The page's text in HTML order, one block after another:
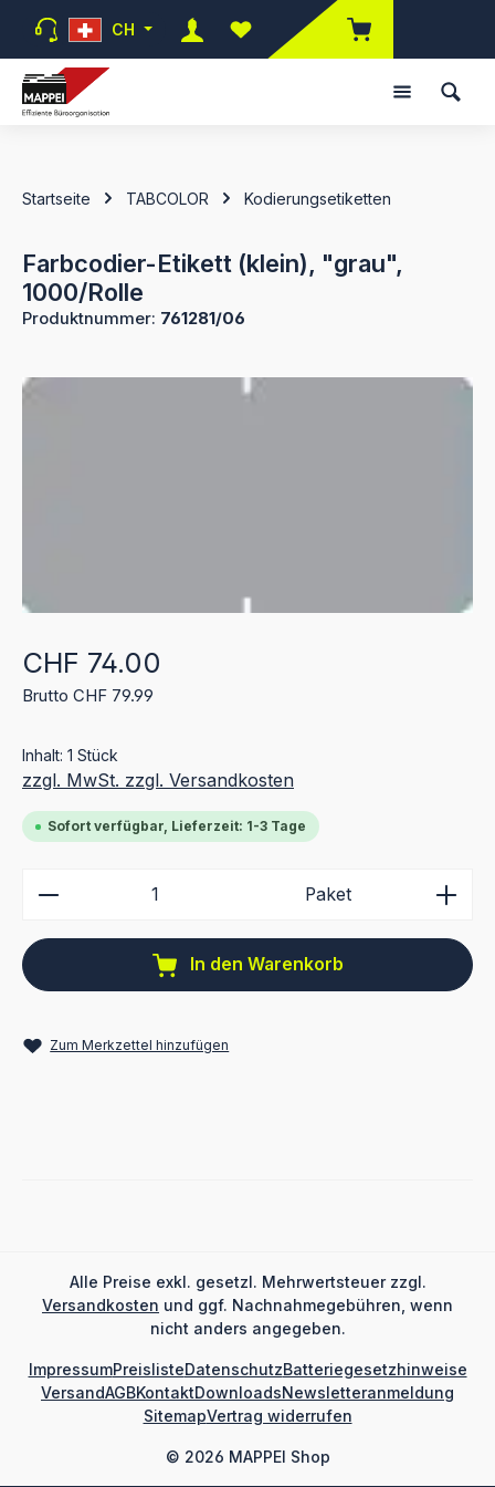
Zum Hauptinhalt springen
CH
Du hast 0 Produkte auf dem
Startseite TABCOLOR Kodierungsetiketten
Farbcodier-Etikett (klein), "grau",
1000/Rolle
Produktnummer: 761281/06
Bildergalerie überspringen
Regulärer Preis:
CHF 74.00
Brutto CHF 79.99
Inhalt: 1 Stück
zzgl. MwSt. zzgl. Versandkosten
Sofort verfügbar, Lieferzeit: 1-3 Tage
Produkt Anzahl: Gib den gewünschten Wert ein
Paket
In den Warenkorb
Zum Merkzettel hinzufügen
Alle Preise exkl. gesetzl. Mehrwertsteuer zzgl.
Versandkosten und ggf. Nachnahmegebühren, wenn
nicht anders angegeben.
© 2026 MAPPEI Shop
ImpressumPreislisteDatenschutzBatteriegesetzhinweise
VersandAGBKontaktDownloadsNewsletteranmeldung
SitemapVertrag widerrufen